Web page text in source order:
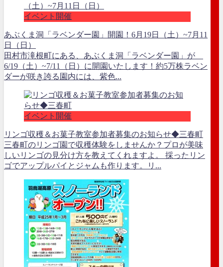
イベント開催
あぶくま洞「ラベンダー園」開園！6月19日（土）~7月11
日（日）
田村市滝根町にある、あぶくま洞「ラベンダー園」が
6/19（土）~7/11（日）に開園いたします！約5万株ラベン
ダーが咲き誇る園内には、紫色...
イベント開催
リンゴ収穫＆お菓子教室参加者募集のお知らせ◆三春町
三春町のリンゴ園で収穫体験をしませんか？プロが美味
しいリンゴの見分け方を教えてくれますよ。 採ったリン
ゴでアップルパイとジャムも作ります。リ...